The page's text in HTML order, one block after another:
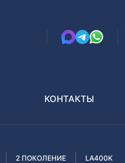
КОНТАКТЫ
2 ПОКОЛЕНИЕ LA400K